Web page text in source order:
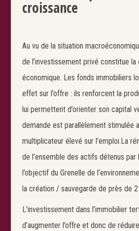
croissance
Au vu de la situation
de l’investissement privé constitue
économique. Les fonds immobiliers
effet sur l’offre : ils renforcent la
lui permettent d’orienter son capital
demande est parallèlement stimulée
multiplicateur élevé sur l’emploi.La
de l’ensemble des actifs détenus par
l’objectif du Grenelle de
la création / sauvegarde de près de
L’investissement dans l’immobilier
d’augmenter l’offre et donc de